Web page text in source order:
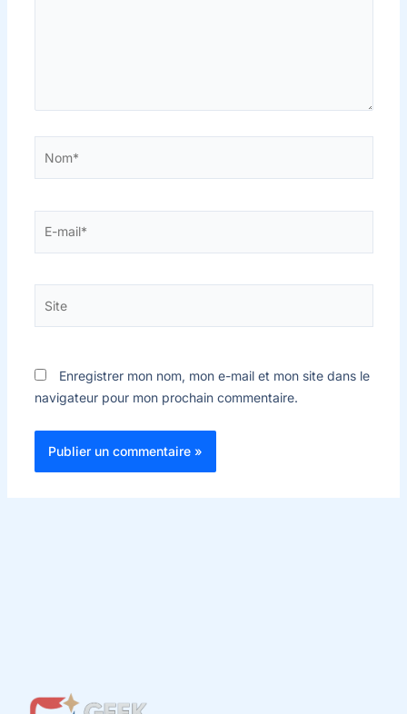
Enregistrer mon nom, mon e-mail et mon site dans le
navigateur pour mon prochain commentaire.